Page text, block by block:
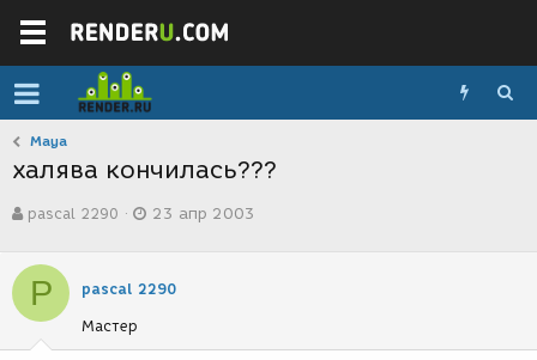
Maya
халява кончилась???
в
о
р
т
е
м
pascal 2290
а
с
д
23 апр 2003
P pascal 2290
Мастер